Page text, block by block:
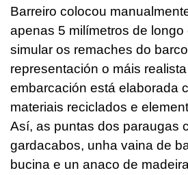
Barreiro colocou
apenas 5 milímetros de longo
simular os remaches do
representación o máis
embarcación está elaborada
materiais reciclados e
Así, as puntas dos paraugas
gardacabos, unha vaina de
bucina e un anaco de